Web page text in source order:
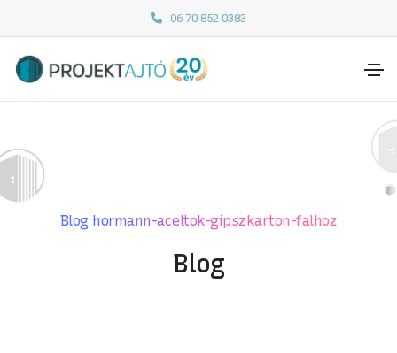
06 70 852 0383
Blog hormann-aceltok-gipszkarton-falhoz
Blog